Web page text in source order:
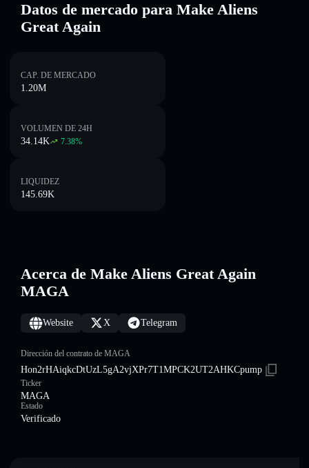
Datos de mercado para Make Aliens
Great Again
CAP. DE MERCADO
1.20M
VOLUMEN DE 24H
34.14K 7.38%
LIQUIDEZ
145.69K
Acerca de Make Aliens Great Again
MAGA
Website X Telegram
Dirección del contrato de MAGA
Hon2rHAiqkcDtUzL5gA2vjXPr7T1MPCK2UT2AHKCpump
Ticker
MAGA
Estado
Verificado